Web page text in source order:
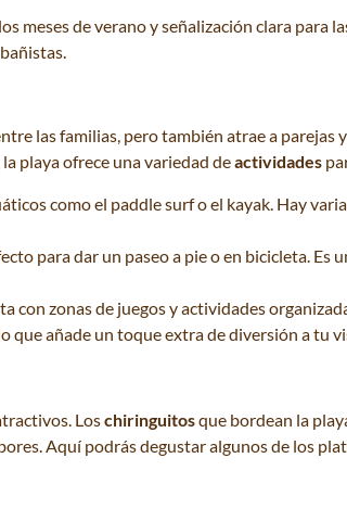
meses de verano y señalización clara para
las familias, pero también atrae a parejas
playa ofrece una variedad deactividades
como el paddle surf o el kayak. Hay
para dar un paseo a pie o en bicicleta. Es
con zonas de juegos y actividades
que añade un toque extra de diversión a tu
Loschiringuitosque bordean la
Aquí podrás degustar algunos de los